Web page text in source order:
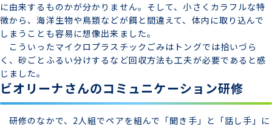
に由来するものかが分かりません。そして、小さくカラフルな特
徴から、海洋生物や鳥類などが餌と間違えて、体内に取り込んで
しまうことも容易に想像出来ました。
こういったマイクロプラスチックごみはトングでは拾いづら
く、砂ごとふるい分けするなど回収方法も工夫が必要であると感
じました。
ビオリーナさんのコミュニケーション研修
研修のなかで、2人組でペアを組んで「聞き手」と「話し手」に